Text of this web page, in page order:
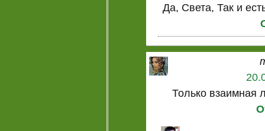
Да, Света, Так и
Только взаимная